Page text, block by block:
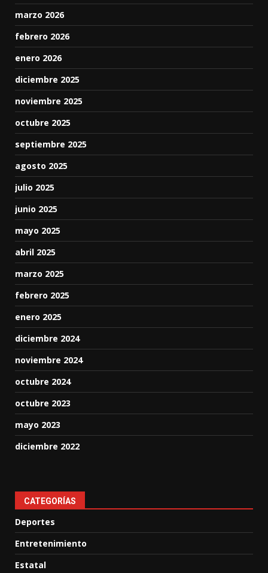
marzo 2026
febrero 2026
enero 2026
diciembre 2025
noviembre 2025
octubre 2025
septiembre 2025
agosto 2025
julio 2025
junio 2025
mayo 2025
abril 2025
marzo 2025
febrero 2025
enero 2025
diciembre 2024
noviembre 2024
octubre 2024
octubre 2023
mayo 2023
diciembre 2022
CATEGORÍAS
Deportes
Entretenimiento
Estatal